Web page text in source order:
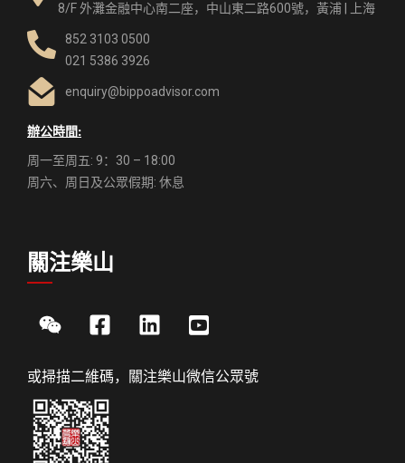
8/F 外灘金融中心南二座，中山東二路600號，黃浦 | 上海
852 3103 0500
021 5386 3926
enquiry@bippoadvisor.com
辦公時間:
周一至周五: 9：30 – 18:00
周六、周日及公眾假期: 休息
關注樂山
或掃描二維碼，關注樂山微信公眾號